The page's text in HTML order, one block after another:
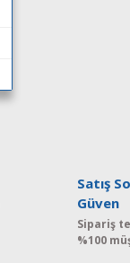
Satış
Güven
Sipariş
%100